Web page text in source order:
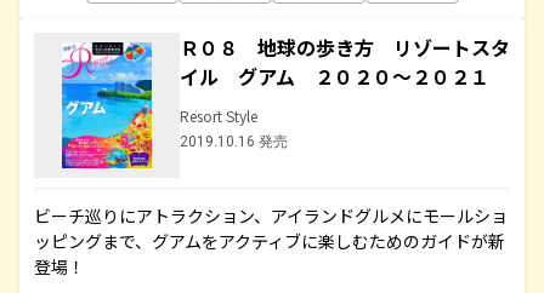
Ｒ０８ 地球の歩き方 リゾートスタ
イル グアム ２０２０～２０２１
Resort Style
2019.10.16 発売
ビーチ巡りにアトラクション、アイランドグルメにモールショ
ッピングまで、グアムをアクティブに楽しむためのガイドが新
登場！